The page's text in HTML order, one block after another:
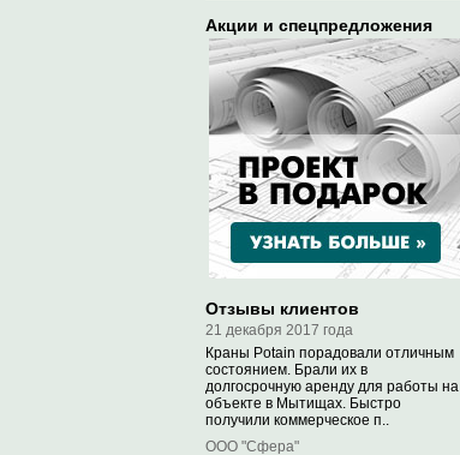
Акции и спецпредложения
Отзывы клиентов
21 декабря 2017 года
Краны Potain порадовали отличным
состоянием. Брали их в
долгосрочную аренду для работы на
объекте в Мытищах. Быстро
получили коммерческое п..
ООО "Сфера"